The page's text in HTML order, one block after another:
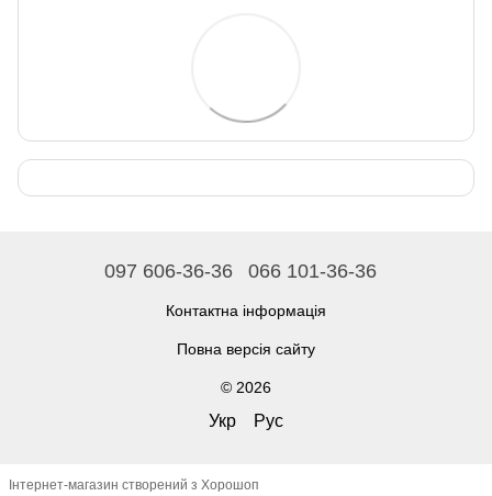
097 606-36-36 066 101-36-36
Контактна інформація
Повна версія сайту
© 2026
Укр Рус
Інтернет-магазин створений з Хорошоп